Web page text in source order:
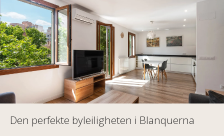
Den perfekte byleiligheten i Blanquerna